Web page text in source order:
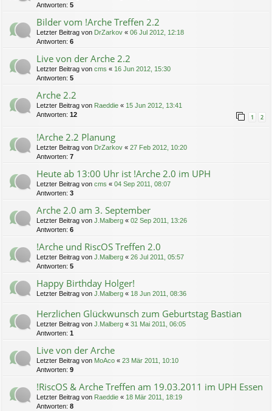
Antworten: 5
Bilder vom !Arche Treffen 2.2
Letzter Beitrag von DrZarkov « 06 Jul 2012, 12:18
Antworten: 6
Live von der Arche 2.2
Letzter Beitrag von cms « 16 Jun 2012, 15:30
Antworten: 5
Arche 2.2
Letzter Beitrag von Raeddie « 15 Jun 2012, 13:41
Antworten: 12 1 2
!Arche 2.2 Planung
Letzter Beitrag von DrZarkov « 27 Feb 2012, 10:20
Antworten: 7
Heute ab 13:00 Uhr ist !Arche 2.0 im UPH
Letzter Beitrag von cms « 04 Sep 2011, 08:07
Antworten: 3
Arche 2.0 am 3. September
Letzter Beitrag von J.Malberg « 02 Sep 2011, 13:26
Antworten: 6
!Arche und RiscOS Treffen 2.0
Letzter Beitrag von J.Malberg « 26 Jul 2011, 05:57
Antworten: 5
Happy Birthday Holger!
Letzter Beitrag von J.Malberg « 18 Jun 2011, 08:36
Herzlichen Glückwunsch zum Geburtstag Bastian
Letzter Beitrag von J.Malberg « 31 Mai 2011, 06:05
Antworten: 1
Live von der Arche
Letzter Beitrag von MoAco « 23 Mär 2011, 10:10
Antworten: 9
!RiscOS & Arche Treffen am 19.03.2011 im UPH Essen
Letzter Beitrag von Raeddie « 18 Mär 2011, 18:19
Antworten: 8